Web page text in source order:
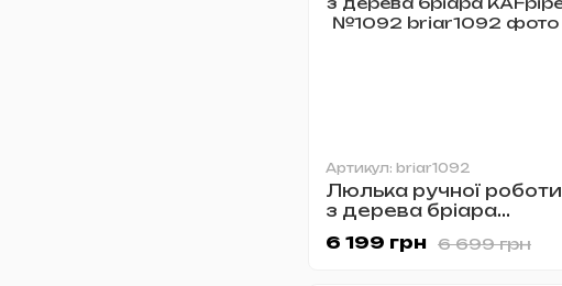
Артикул: briar1092
Люлька ручної роботи
з дерева бріара
6 699 грн
6 199 грн